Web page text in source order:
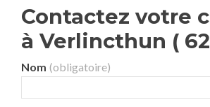
Contactez votre
à Verlincthun (
Nom (obligatoire)